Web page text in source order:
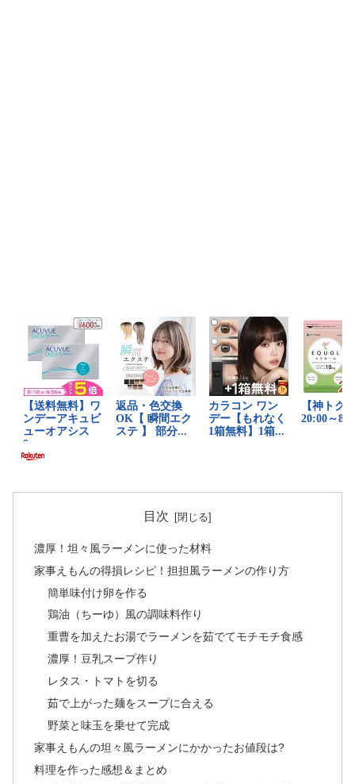
目次
濃厚！坦々風ラーメンに使った材料
家事えもんの得損レシピ！担担風ラーメンの作り方
簡単味付け卵を作る
鶏油（ちーゆ）風の調味料作り
重曹を加えたお湯でラーメンを茹でてモチモチ食感
濃厚！豆乳スープ作り
レタス・トマトを切る
茹で上がった麺をスープに合える
野菜と味玉を乗せて完成
家事えもんの坦々風ラーメンにかかったお値段は?
料理を作った感想＆まとめ